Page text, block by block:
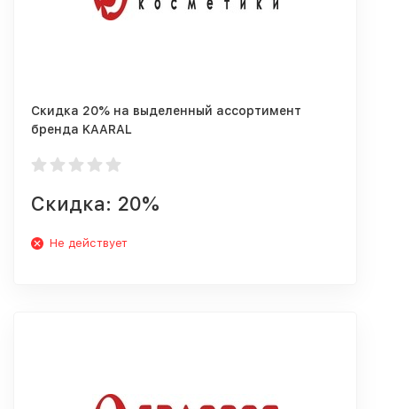
Скидка 20% на выделенный ассортимент
бренда KAARAL
Скидка: 20%
Не действует